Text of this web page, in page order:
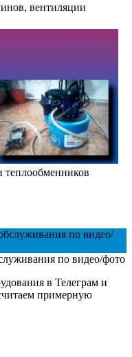
вентиляции
теплообменников
по видео/фото
в Телеграм и
примерную